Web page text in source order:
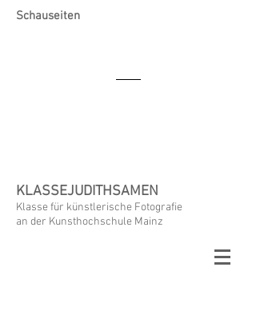
Schauseiten
KLASSEJUDITHSAMEN
Klasse für künstlerische Fotografie
an der Kunsthochschule Mainz